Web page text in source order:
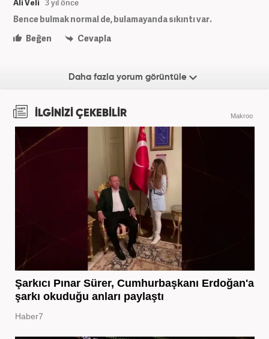
Ali Veli 3 yıl önce
Bence bulmak normal de, bulamayanda sıkıntı var.
Beğen
Cevapla
Daha fazla yorum görüntüle
İLGİNİZİ ÇEKEBİLİR Makroo
Şarkıcı Pınar Sürer, Cumhurbaşkanı Erdoğan'a
şarkı okuduğu anları paylaştı
Haber7